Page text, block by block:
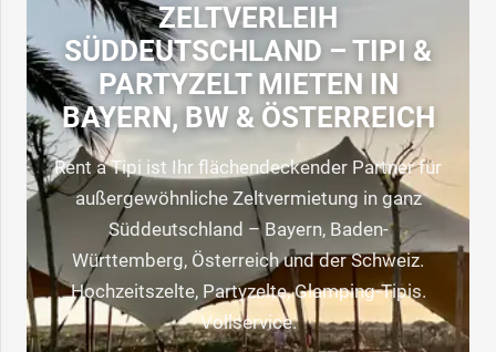
ZELTVERLEIH
SÜDDEUTSCHLAND – TIPI &
PARTYZELT MIETEN IN
BAYERN, BW & ÖSTERREICH
Rent a Tipi ist Ihr flächendeckender Partner für
außergewöhnliche Zeltvermietung in ganz
Süddeutschland – Bayern, Baden-
Württemberg, Österreich und der Schweiz.
Hochzeitszelte, Partyzelte, Glamping-Tipis.
Vollservice.